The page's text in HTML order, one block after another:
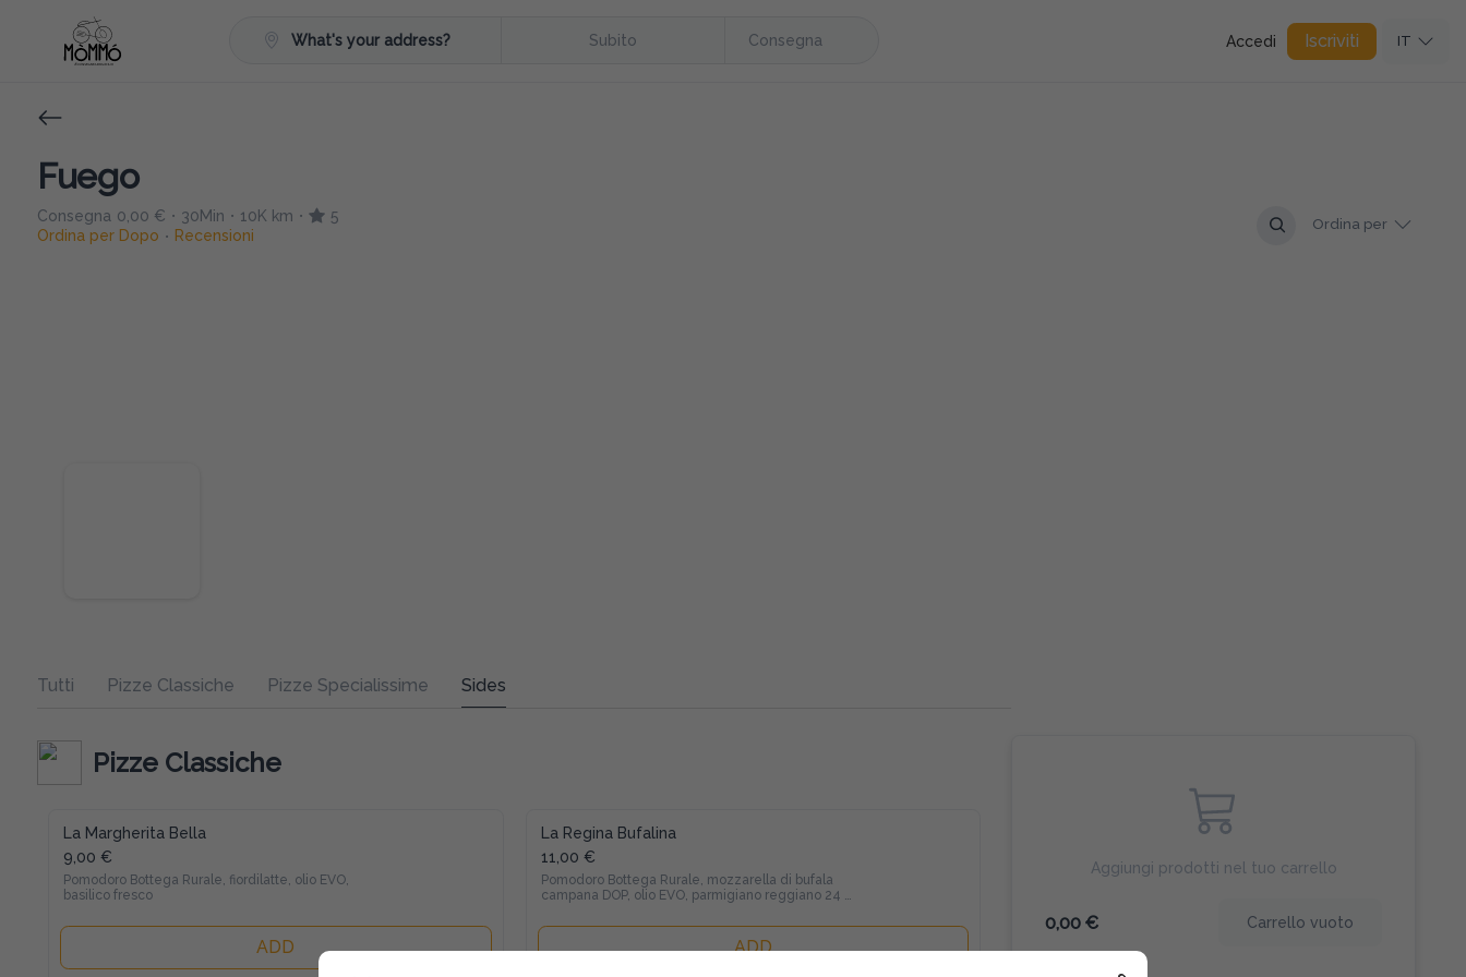
What's your address? Subito Consegna Accedi Iscriviti IT
Fuego
Consegna 0,00 € • 30Min • 10K km •
5
Ordina per Dopo • Recensioni
Ordina per
Tutti Pizze Classiche Pizze Specialissime Sides
Pizze Classiche
La Margherita Bella
9,00 €
Pomodoro Bottega Rurale, fiordilatte, olio EVO,
basilico fresco
ADD
La Regina Bufalina
11,00 €
Pomodoro Bottega Rurale, mozzarella di bufala
campana DOP, olio EVO, parmigiano reggiano 24
ADD
Aggiungi prodotti nel tuo carrello
0,00 € Carrello vuoto